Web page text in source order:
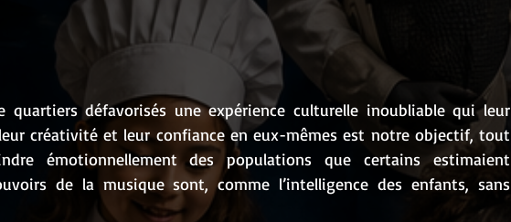
quartiers défavorisés une expérience culturelle inoubliable qui leur
créativité et leur confiance en eux-mêmes est notre objectif, tout
émotionnellement des populations que certains estimaient
de la musique sont, comme l’intelligence des enfants, sans